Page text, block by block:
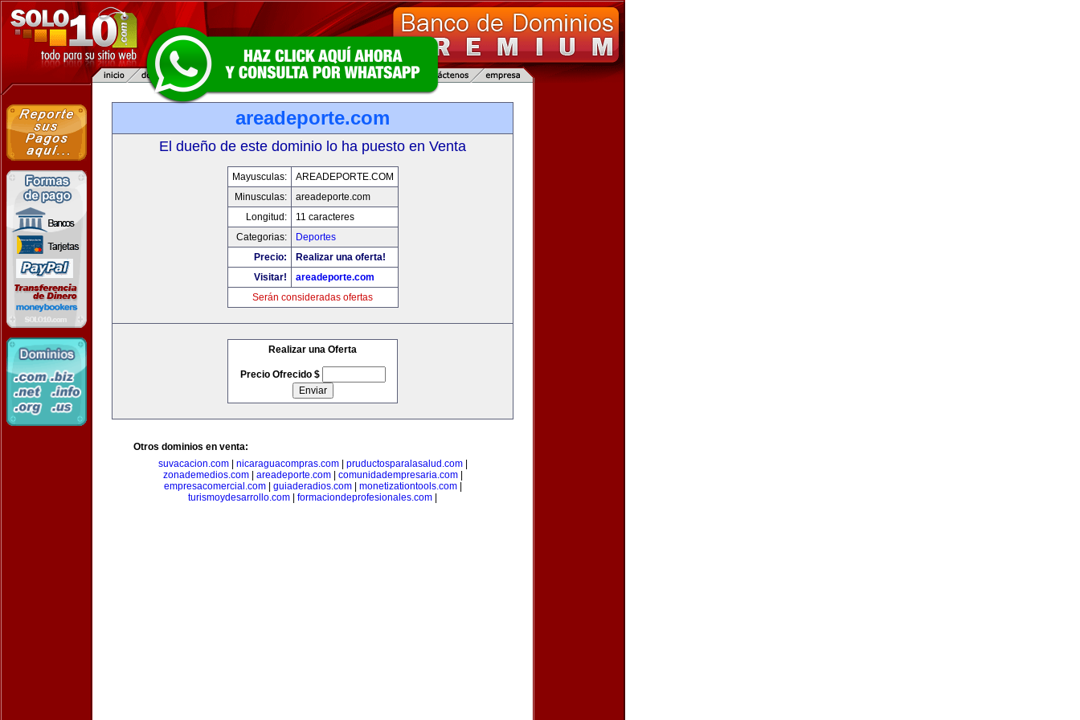
areadeporte.com
El dueño de este dominio lo ha puesto en Venta
Mayusculas:
AREADEPORTE.COM
Minusculas:
areadeporte.com
Longitud:
11 caracteres
Categorias:
Deportes
Precio:
Realizar una oferta!
Visitar!
areadeporte.com
Serán consideradas ofertas
Realizar una Oferta
Precio Ofrecido $
Otros dominios en venta:
suvacacion.com| nicaraguacompras.com| pruductosparalasalud.com|
zonademedios.com| areadeporte.com| comunidadempresaria.com|
empresacomercial.com| guiaderadios.com| monetizationtools.com|
turismoydesarrollo.com
formaciondeprofesionales.com